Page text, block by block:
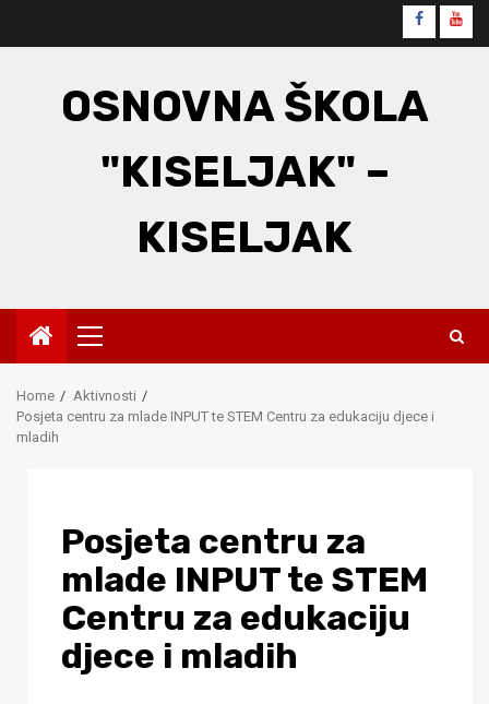
Facebook
OSNOVNA ŠKOLA
"KISELJAK" –
KISELJAK
Primary
Menu
Home
Aktivnosti
Posjeta centru za mlade INPUT te STEM Centru za edukaciju djece i
mladih
Posjeta centru za
mlade INPUT te STEM
Centru za edukaciju
djece i mladih